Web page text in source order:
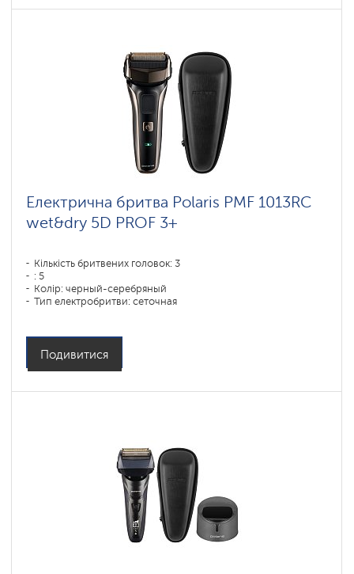
Електрична бритва Polaris PMF 1013RC
wet&dry 5D PROF 3+
Кількість бритвених головок: 3
: 5
Колір: черный-серебряный
Тип електробритви: сеточная
Час зарядки акумулятора: 1,5
Подивитися